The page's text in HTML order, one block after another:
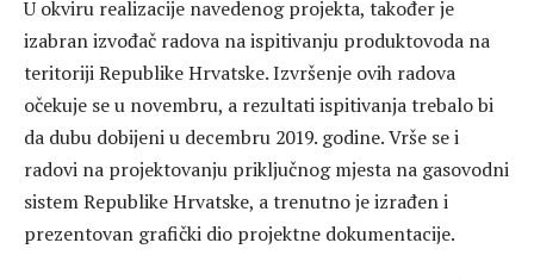
U okviru realizacije navedenog projekta, također je
izabran izvođač radova na ispitivanju produktovoda na
teritoriji Republike Hrvatske. Izvršenje ovih radova
očekuje se u novembru, a rezultati ispitivanja trebalo bi
da dubu dobijeni u decembru 2019. godine. Vrše se i
radovi na projektovanju priključnog mjesta na gasovodni
sistem Republike Hrvatske, a trenutno je izrađen i
prezentovan grafički dio projektne dokumentacije.